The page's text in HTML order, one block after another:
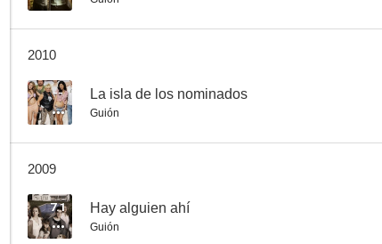
2010
-- La isla de los nominados
Guión
2009
7.1 Hay alguien ahí
Guión